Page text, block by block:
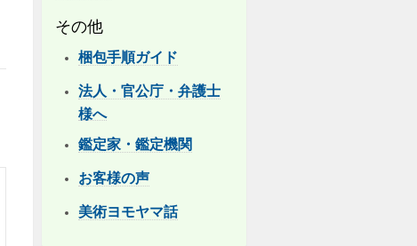
その他
梱包手順ガイド
法人・官公庁・弁護士
様へ
鑑定家・鑑定機関
お客様の声
美術ヨモヤマ話